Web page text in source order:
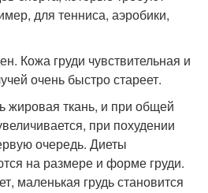
для тенниса, аэробики,
Кожа груди чувствительная и
очень быстро стареет.
жировая ткань, и при общей
при похудении
очередь. Диеты
на размере и форме груди.
маленькая грудь становится